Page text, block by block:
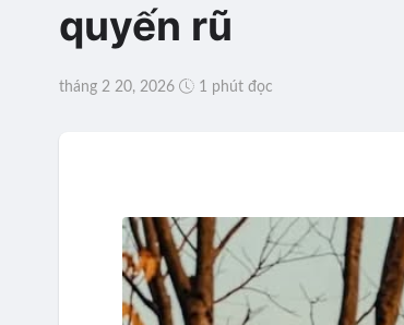
quyến rũ
tháng 2 20, 2026 1 phút đọc